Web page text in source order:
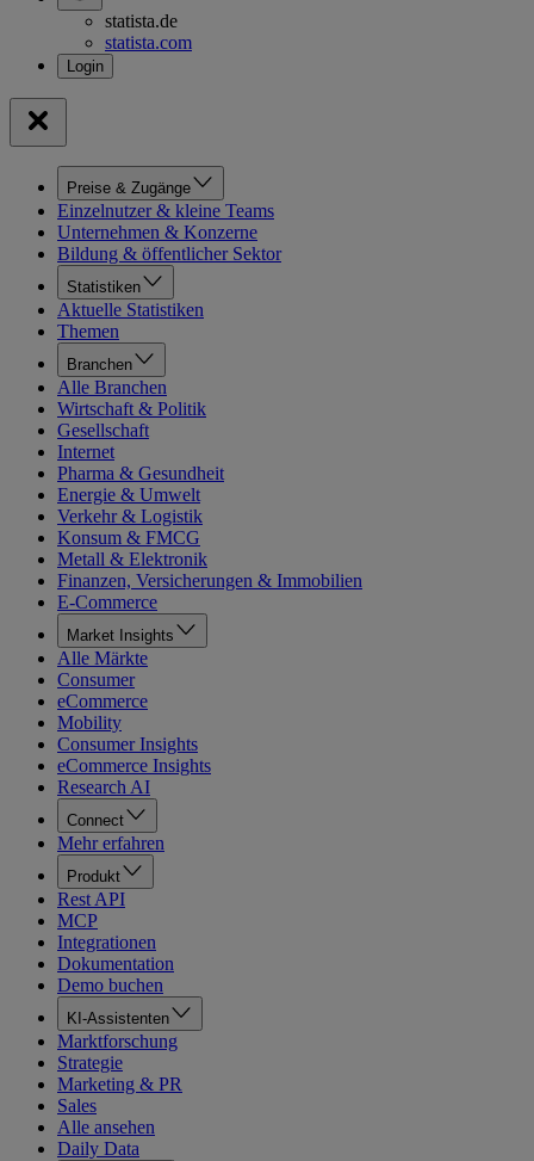
statista.de
statista.com
Preise & Zugänge
Einzelnutzer & kleine Teams
Unternehmen & Konzerne
Bildung & öffentlicher Sektor
Statistiken
Aktuelle Statistiken
Themen
Branchen
Alle Branchen
Wirtschaft & Politik
Gesellschaft
Internet
Pharma & Gesundheit
Energie & Umwelt
Verkehr & Logistik
Konsum & FMCG
Metall & Elektronik
Finanzen, Versicherungen & Immobilien
E-Commerce
Market Insights
Alle Märkte
Consumer
eCommerce
Mobility
Consumer Insights
eCommerce Insights
Research AI
Connect
Mehr erfahren
Produkt
Rest API
MCP
Integrationen
Dokumentation
Demo buchen
KI-Assistenten
Marktforschung
Strategie
Marketing & PR
Sales
Alle ansehen
Daily Data